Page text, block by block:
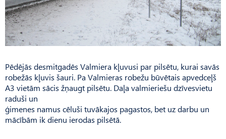
Pēdējās desmitgadēs Valmiera kļuvusi par pilsētu, kurai savās
robežās kļuvis šauri. Pa Valmieras robežu būvētais apvedceļš
A3 vietām sācis žņaugt pilsētu. Daļa valmieriešu dzīvesvietu
raduši un
ģimenes namus cēluši tuvākajos pagastos, bet uz darbu un
mācībām ik dienu ierodas pilsētā.